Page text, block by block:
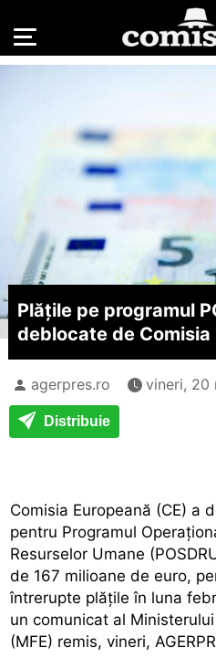
Plățile pe programul
deblocate de Comisia
agerpres.ro vineri, 20
Distribuie
Comisia Europeană (CE) a
pentru Programul
Resurselor Umane
de 167 milioane de euro,
întrerupte plățile în luna
un comunicat al
(MFE) remis, vineri,